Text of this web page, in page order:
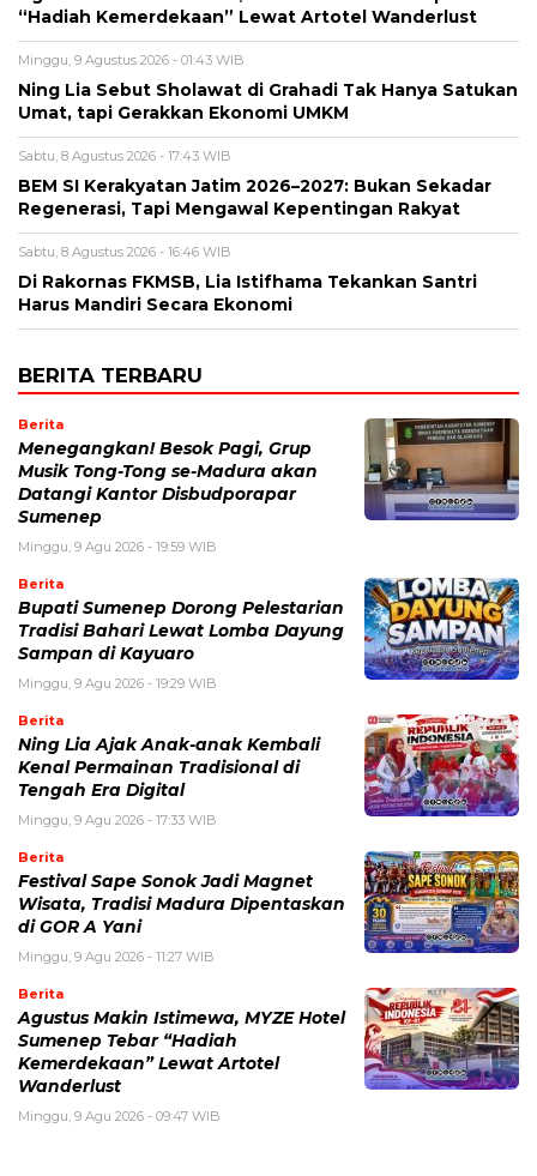
“Hadiah Kemerdekaan” Lewat Artotel Wanderlust
Minggu, 9 Agustus 2026 - 01:43 WIB
Ning Lia Sebut Sholawat di Grahadi Tak Hanya Satukan
Umat, tapi Gerakkan Ekonomi UMKM
Sabtu, 8 Agustus 2026 - 17:43 WIB
BEM SI Kerakyatan Jatim 2026–2027: Bukan Sekadar
Regenerasi, Tapi Mengawal Kepentingan Rakyat
Sabtu, 8 Agustus 2026 - 16:46 WIB
Di Rakornas FKMSB, Lia Istifhama Tekankan Santri
Harus Mandiri Secara Ekonomi
BERITA TERBARU
Berita
Menegangkan! Besok Pagi, Grup
Musik Tong-Tong se-Madura akan
Datangi Kantor Disbudporapar
Sumenep
Minggu, 9 Agu 2026 - 19:59 WIB
Berita
Bupati Sumenep Dorong Pelestarian
Tradisi Bahari Lewat Lomba Dayung
Sampan di Kayuaro
Minggu, 9 Agu 2026 - 19:29 WIB
Berita
Ning Lia Ajak Anak-anak Kembali
Kenal Permainan Tradisional di
Tengah Era Digital
Minggu, 9 Agu 2026 - 17:33 WIB
Berita
Festival Sape Sonok Jadi Magnet
Wisata, Tradisi Madura Dipentaskan
di GOR A Yani
Minggu, 9 Agu 2026 - 11:27 WIB
Berita
Agustus Makin Istimewa, MYZE Hotel
Sumenep Tebar “Hadiah
Kemerdekaan” Lewat Artotel
Wanderlust
Minggu, 9 Agu 2026 - 09:47 WIB